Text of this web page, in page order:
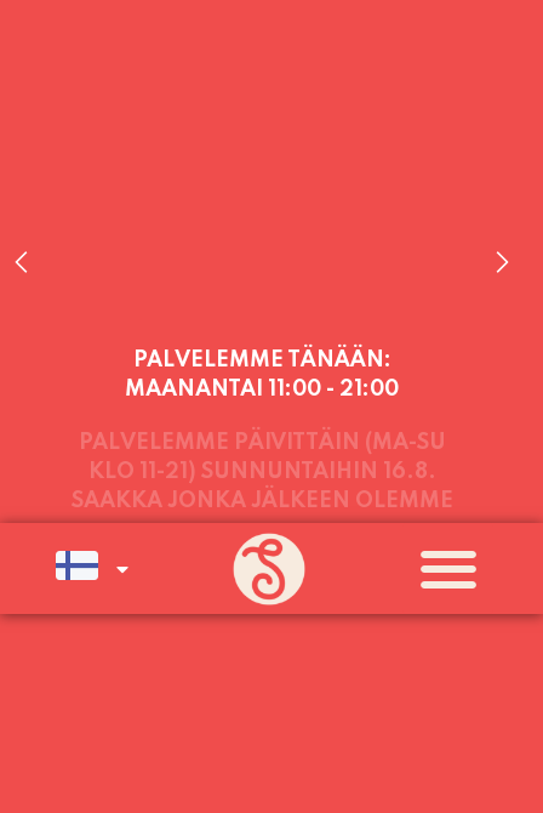
PALVELEMME TÄNÄÄN:
MAANANTAI 11:00 - 21:00
PALVELEMME PÄIVITTÄIN (MA-SU
KLO 11-21) SUNNUNTAIHIN 16.8.
SAAKKA JONKA JÄLKEEN OLEMME
AVOINNA VIIKONLOPPUISIN (PE-
SU) ELOKUUN LOPPUUN ASTI
LÄMPIMÄSTI TERVETULOA!